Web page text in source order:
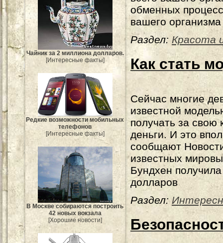
Чайник за 2 миллиона долларов.
[Интересные факты]
Редкие возможности мобильных
телефонов
[Интересные факты]
В Москве собираются построить
42 новых вокзала
[Хорошие новости]
обменных
вашего организма
Раздел: Красота
Как стать
Сейчас многие
известной
получать за
деньги. И это
сообщают
известных
Бундхен
долларов
Раздел: